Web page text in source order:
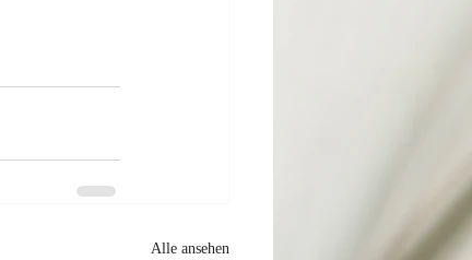
Alle ansehen